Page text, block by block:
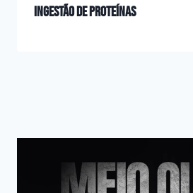
Ingestão de Proteínas